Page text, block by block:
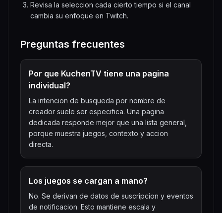
Revisa la seleccion cada cierto tiempo si el canal
cambia su enfoque en Twitch.
Preguntas frecuentes
Por que KuchenTV tiene una pagina
individual?
La intencion de busqueda por nombre de
creador suele ser especifica. Una pagina
dedicada responde mejor que una lista general,
porque muestra juegos, contexto y accion
directa.
Los juegos se cargan a mano?
No. Se derivan de datos de suscripcion y eventos
de notificacion. Esto mantiene escala y